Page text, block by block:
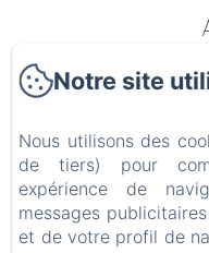
Politique
Notre site
Nous utilisons des
de tiers) pour
expérience de
messages
et de votre profil de